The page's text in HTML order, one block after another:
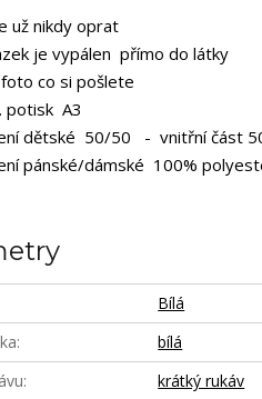
už nikdy oprat
je vypálen přímo do látky
co si pošlete
potisk A3
dětské 50/50 - vnitřní část
pánské/dámské 100%
Bílá
bílá
krátký rukáv